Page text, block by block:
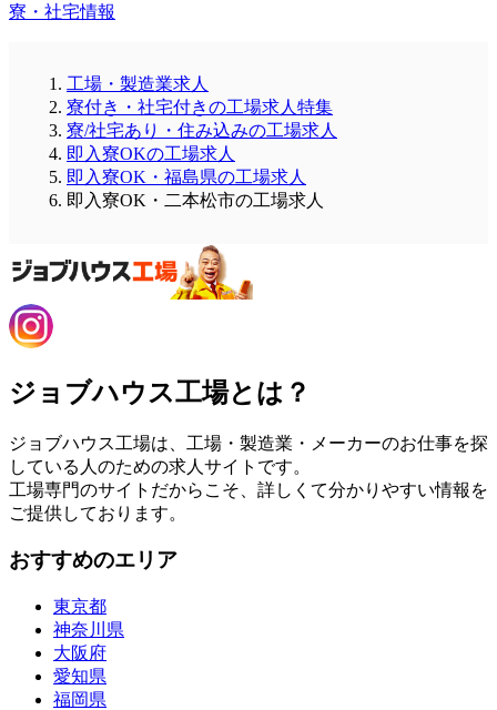
寮・社宅情報
工場・製造業求人
寮付き・社宅付きの工場求人特集
寮/社宅あり・住み込みの工場求人
即入寮OKの工場求人
即入寮OK・福島県の工場求人
即入寮OK・二本松市の工場求人
ジョブハウス工場とは？
ジョブハウス工場は、工場・製造業・メーカーのお仕事を探
している人のための求人サイトです。
工場専門のサイトだからこそ、詳しくて分かりやすい情報を
ご提供しております。
おすすめのエリア
東京都
神奈川県
大阪府
愛知県
福岡県